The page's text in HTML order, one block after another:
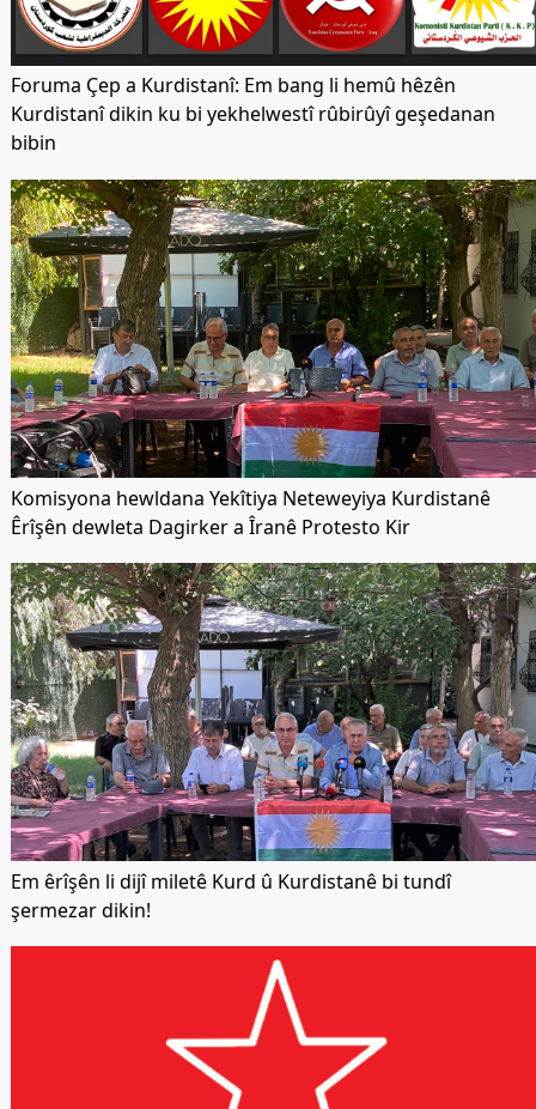
Foruma Çep a Kurdistanî: Em bang li hemû hêzên
Kurdistanî dikin ku bi yekhelwestî rûbirûyî geşedanan
bibin
Komisyona hewldana Yekîtiya Neteweyiya Kurdistanê
Êrîşên dewleta Dagirker a Îranê Protesto Kir
Em êrîşên li dijî miletê Kurd û Kurdistanê bi tundî
şermezar dikin!